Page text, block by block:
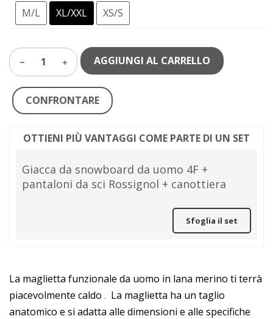
M/L
XL/XXL XS/S
1 AGGIUNGI AL CARRELLO
CONFRONTARE
OTTIENI PIÙ VANTAGGI COME PARTE DI UN SET
Giacca da snowboard da uomo 4F +
pantaloni da sci Rossignol + canottiera
Sfoglia il set
La maglietta funzionale da uomo in lana merino ti terrà
piacevolmente caldo . La maglietta ha un taglio
anatomico e si adatta alle dimensioni e alle specifiche